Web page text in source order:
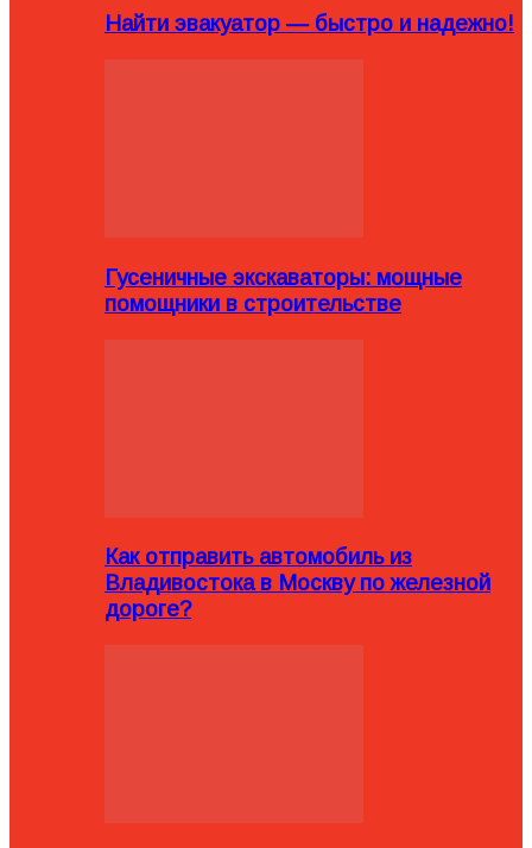
Найти эвакуатор — быстро и надежно!
Гусеничные экскаваторы: мощные
помощники в строительстве
Как отправить автомобиль из
Владивостока в Москву по железной
дороге?